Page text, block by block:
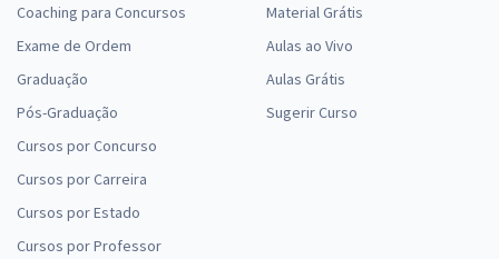
Coaching para Concursos
Exame de Ordem
Graduação
Pós-Graduação
Cursos por Concurso
Cursos por Carreira
Cursos por Estado
Cursos por Professor
Material Grátis
Aulas ao Vivo
Aulas Grátis
Sugerir Curso